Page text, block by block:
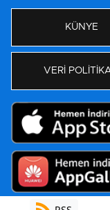
KÜNYE
VERİ